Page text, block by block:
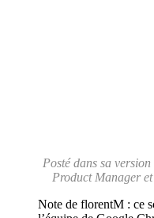
Posté dans sa
Product Manager
Note de florentM : ce